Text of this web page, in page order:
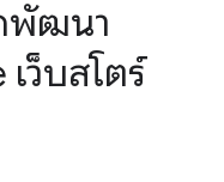
พัฒนา
ว็บสโตร์